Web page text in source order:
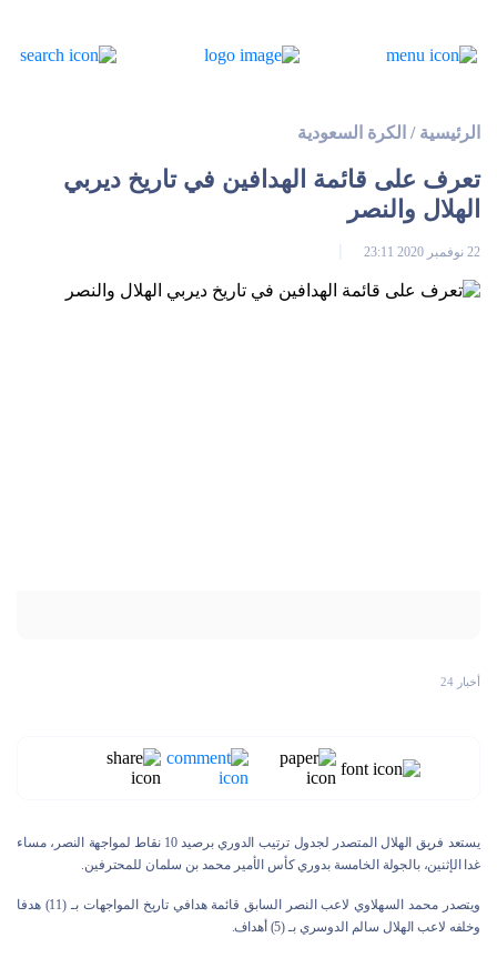
الرئيسية / الكرة السعودية
تعرف على قائمة الهدافين في تاريخ ديربي
الهلال والنصر
22 نوفمبر 2020 23:11
أخبار 24
يستعد فريق الهلال المتصدر لجدول ترتيب الدوري برصيد 10 نقاط لمواجهة النصر، مساء
غدا الإثنين، بالجولة الخامسة بدوري كأس الأمير محمد بن سلمان للمحترفين.
ويتصدر محمد السهلاوي لاعب النصر السابق قائمة هدافي تاريخ المواجهات بـ (11) هدفا
وخلفه لاعب الهلال سالم الدوسري بـ (5) أهداف.